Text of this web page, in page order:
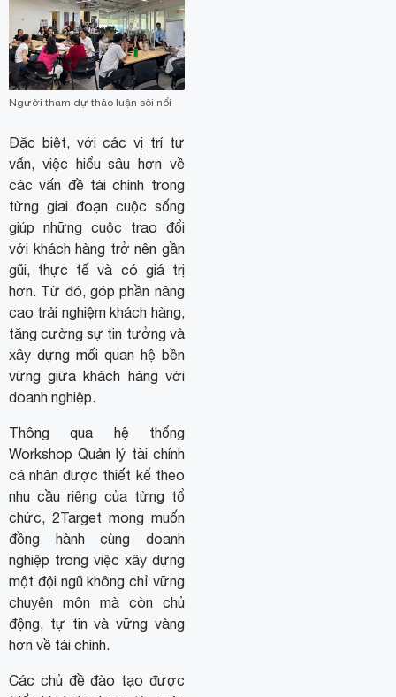
Người tham dự thảo luận sôi nổi
Đặc biệt, với các vị trí tư
vấn, việc hiểu sâu hơn về
các vấn đề tài chính trong
từng giai đoạn cuộc sống
giúp những cuộc trao đổi
với khách hàng trở nên gần
gũi, thực tế và có giá trị
hơn. Từ đó, góp phần nâng
cao trải nghiệm khách hàng,
tăng cường sự tin tưởng và
xây dựng mối quan hệ bền
vững giữa khách hàng với
doanh nghiệp.
Thông qua hệ thống
Workshop Quản lý tài chính
cá nhân được thiết kế theo
nhu cầu riêng của từng tổ
chức, 2Target mong muốn
đồng hành cùng doanh
nghiệp trong việc xây dựng
một đội ngũ không chỉ vững
chuyên môn mà còn chủ
động, tự tin và vững vàng
hơn về tài chính.
Các chủ đề đào tạo được